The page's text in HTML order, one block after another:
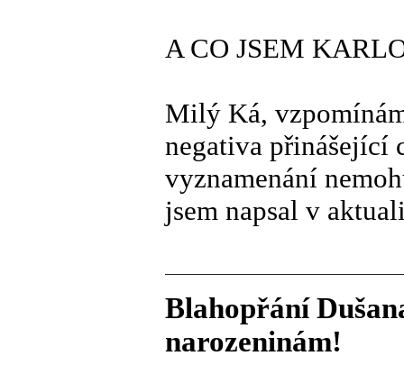
A CO JSEM
Milý Ká,
negativa přinášející
vyznamenání
jsem napsal v
Blahopřání
narozeninám!